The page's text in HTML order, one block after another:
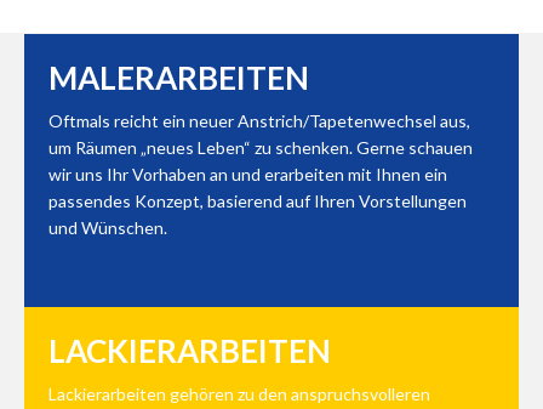
MALERARBEITEN
Oftmals reicht ein neuer Anstrich/Tapetenwechsel aus,
um Räumen „neues Leben“ zu schenken. Gerne schauen
wir uns Ihr Vorhaben an und erarbeiten mit Ihnen ein
passendes Konzept, basierend auf Ihren Vorstellungen
und Wünschen.
LACKIERARBEITEN
Lackierarbeiten gehören zu den anspruchsvolleren